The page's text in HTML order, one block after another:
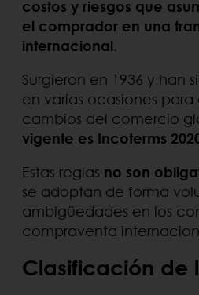
costos y riesgos que
el comprador en una
internacional.
Surgieron en 1936 y han
en varias ocasiones para
cambios del comercio
vigente es Incoterms
Estas reglas no son
se adoptan de forma
ambigüedades en los
compraventa
Clasificación de